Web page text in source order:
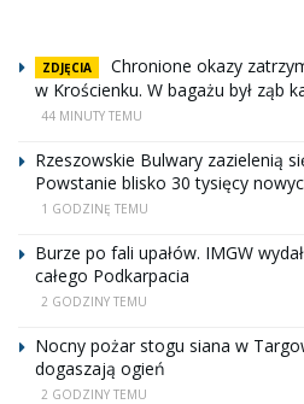
ZDJĘCIA
Chronione okazy
w Krościenku. W bagażu był ząb
44 MINUTY TEMU
Rzeszowskie Bulwary zazielenią
Powstanie blisko 30 tysięcy
1 GODZINĘ TEMU
Burze po fali upałów. IMGW
całego Podkarpacia
2 GODZINY TEMU
Nocny pożar stogu siana w
dogaszają ogień
2 GODZINY TEMU